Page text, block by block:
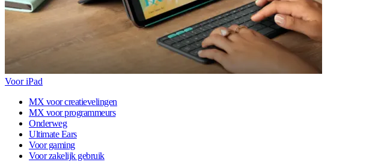
Voor iPad
MX voor creatievelingen
MX voor programmeurs
Onderweg
Ultimate Ears
Voor gaming
Voor zakelijk gebruik